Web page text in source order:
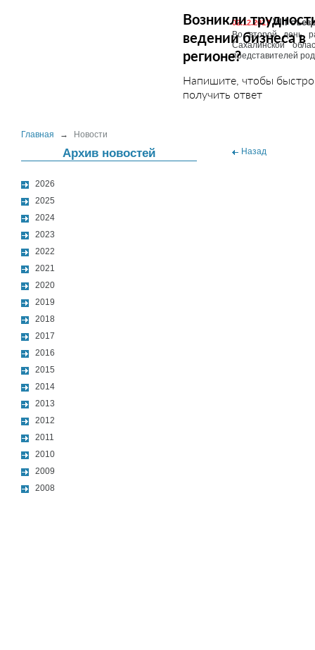
Возникли
ведении бизнеса в
регионе?
Напишите, чтобы быстро
получить ответ
Главная → Новости
Архив новостей
2026
2025
2024
2023
2022
2021
2020
2019
2018
2017
2016
2015
2014
2013
2012
2011
2010
2009
2008
02.12.2017VIII
Во второй день
Сахалинской
представителей
Назад